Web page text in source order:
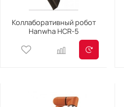
Коллаборативный робот
Hanwha HCR-5